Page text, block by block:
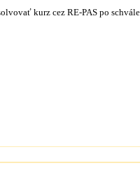
kurz cez RE-PAS po